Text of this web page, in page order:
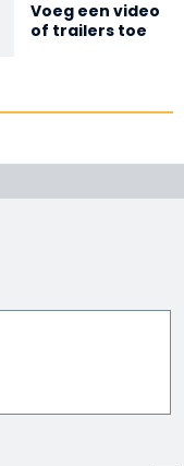
Voeg een video
of trailers toe